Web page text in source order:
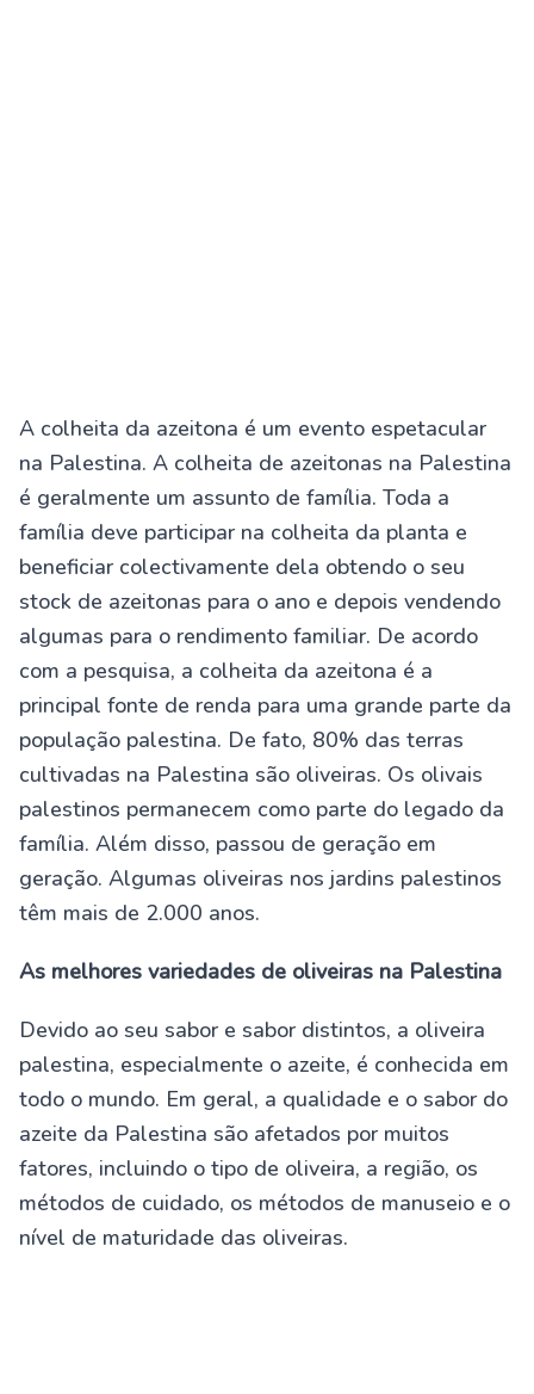
A colheita da azeitona é um evento espetacular
na Palestina. A colheita de azeitonas na Palestina
é geralmente um assunto de família. Toda a
família deve participar na colheita da planta e
beneficiar colectivamente dela obtendo o seu
stock de azeitonas para o ano e depois vendendo
algumas para o rendimento familiar. De acordo
com a pesquisa, a colheita da azeitona é a
principal fonte de renda para uma grande parte da
população palestina. De fato, 80% das terras
cultivadas na Palestina são oliveiras. Os olivais
palestinos permanecem como parte do legado da
família. Além disso, passou de geração em
geração. Algumas oliveiras nos jardins palestinos
têm mais de 2.000 anos.
As melhores variedades de oliveiras na Palestina
Devido ao seu sabor e sabor distintos, a oliveira
palestina, especialmente o azeite, é conhecida em
todo o mundo. Em geral, a qualidade e o sabor do
azeite da Palestina são afetados por muitos
fatores, incluindo o tipo de oliveira, a região, os
métodos de cuidado, os métodos de manuseio e o
nível de maturidade das oliveiras.